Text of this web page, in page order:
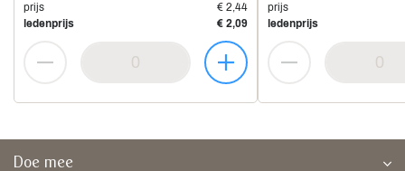
prijs
€ 2,44
ledenprijs
€ 2,09
prijs
ledenprijs
Doe mee